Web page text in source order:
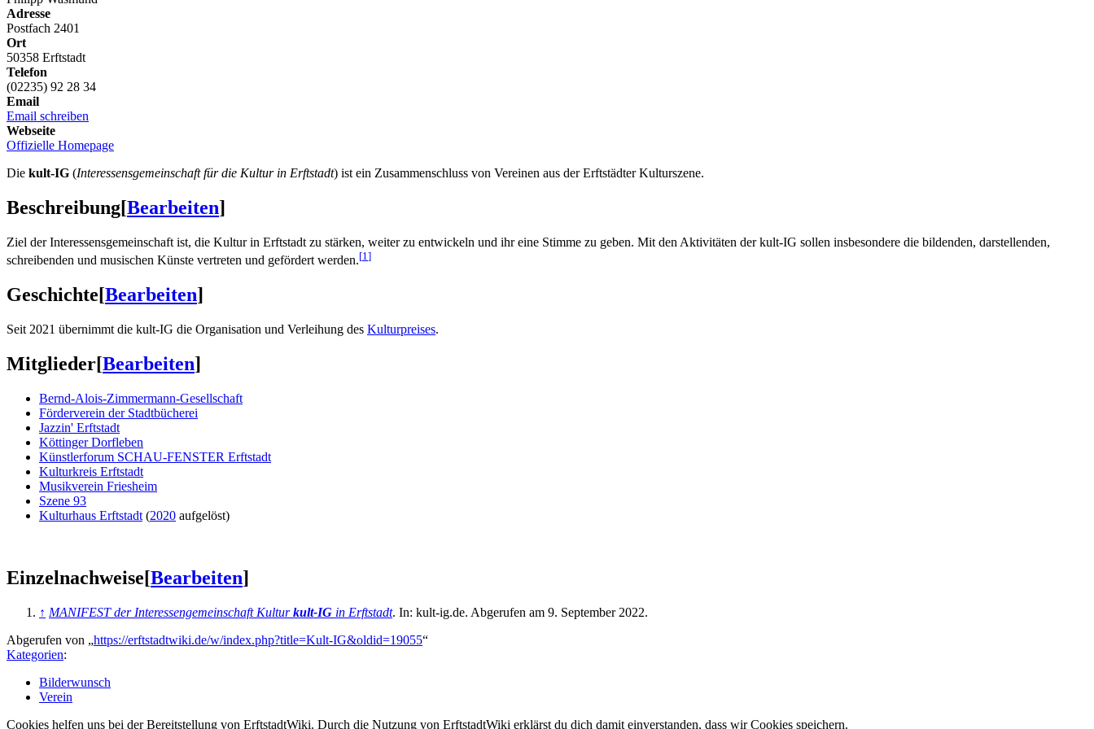
Adresse
Postfach 2401
Ort
50358 Erftstadt
Telefon
(02235) 92 28 34
Email
Email schreiben
Webseite
Offizielle Homepage
Die kult-IG (Interessensgemeinschaft für die Kultur in Erftstadt) ist ein Zusammenschluss von Vereinen aus der Erftstädter Kulturszene.
Beschreibung[Bearbeiten]
Ziel der Interessensgemeinschaft ist, die Kultur in Erftstadt zu stärken, weiter zu entwickeln und ihr eine Stimme zu geben. Mit den Aktivitäten der kult-IG sollen insbesondere die bildenden, darstellenden,
schreibenden und musischen Künste vertreten und gefördert werden.[1]
Geschichte[Bearbeiten]
Seit 2021 übernimmt die kult-IG die Organisation und Verleihung des Kulturpreises.
Mitglieder[Bearbeiten]
Bernd-Alois-Zimmermann-Gesellschaft
Förderverein der Stadtbücherei
Jazzin' Erftstadt
Köttinger Dorfleben
Künstlerforum SCHAU-FENSTER Erftstadt
Kulturkreis Erftstadt
Musikverein Friesheim
Szene 93
Kulturhaus Erftstadt (2020 aufgelöst)
Einzelnachweise[Bearbeiten]
↑ MANIFEST der Interessengemeinschaft Kulturkult-IG in Erftstadt. In: kult-ig.de. Abgerufen am 9. September 2022.
Abgerufen von „https://erftstadtwiki.de/w/index.php?title=Kult-IG&oldid=19055“
Kategorien:
Bilderwunsch
Verein
Cookies helfen uns bei der Bereitstellung von ErftstadtWiki. Durch die Nutzung von ErftstadtWiki erklärst du dich damit einverstanden, dass wir Cookies speichern.